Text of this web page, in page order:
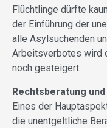
Flüchtlinge dürfte
der Einführung der
alle Asylsuchenden
Arbeitsverbotes wird
noch gesteigert.
Rechtsberatung
Eines der
die unentgeltliche